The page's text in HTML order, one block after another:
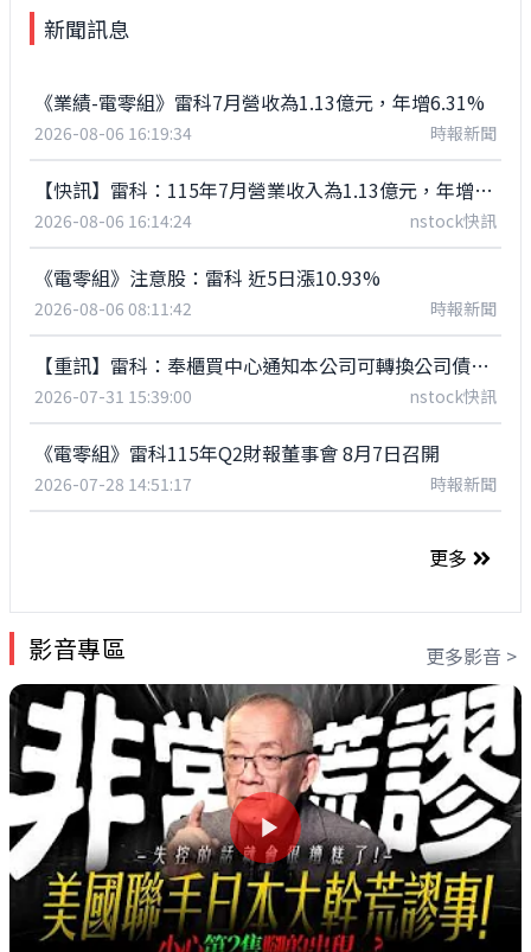
新聞訊息
《業績-電零組》雷科7月營收為1.13億元，年增6.31%
2026-08-06 16:19:34 時報新聞
【快訊】雷科：115年7月營業收入為1.13億元，年增6.31%
2026-08-06 16:14:24 nstock快訊
《電零組》注意股：雷科 近5日漲10.93%
2026-08-06 08:11:42 時報新聞
【重訊】雷科：奉櫃買中心通知本公司可轉換公司債雷科五(代號:62075)價格變動達應公布注意交易資訊標準，而公告相關訊息。
2026-07-31 15:39:00 nstock快訊
《電零組》雷科115年Q2財報董事會 8月7日召開
2026-07-28 14:51:17 時報新聞
更多
影音專區 更多影音 >